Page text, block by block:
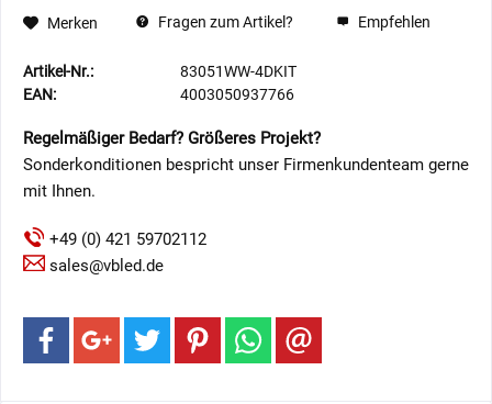
Merken Fragen zum Artikel? Empfehlen
Artikel-Nr.:
83051WW-4DKIT
EAN:
4003050937766
Regelmäßiger Bedarf? Größeres Projekt?
Sonderkonditionen bespricht unser Firmenkundenteam gerne
mit Ihnen.
+49 (0) 421 59702112
sales@vbled.de